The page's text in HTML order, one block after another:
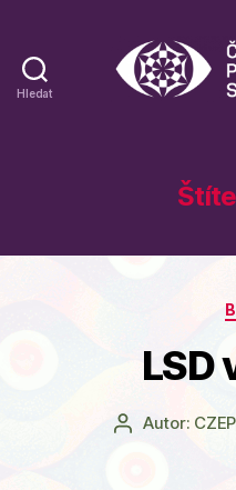
Hledat
LSD
AutorAutor: